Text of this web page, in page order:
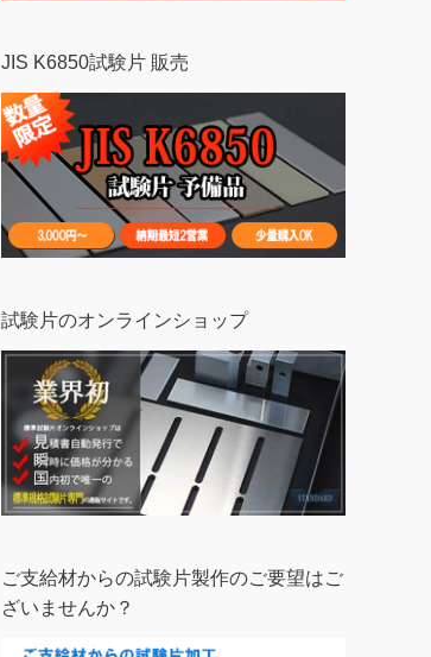
JIS K6850試験片 販売
試験片のオンラインショップ
ご支給材からの試験片製作のご要望はご
ざいませんか？